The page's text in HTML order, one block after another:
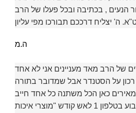
הנעים , בכתיבה ובכל פעלו של הרב
ה' יצליח דרככם תבורכו מפי עליון
ה.מ
של הרב מאד מעניינים אני לא אחד
רכון על הסטנדר אבל שמדובר בתורה
כאן הכל משתנה כל אחד חייב
להבין את פרשת השבוע בטלפון 1 לאש קודש "מוצרי איכות